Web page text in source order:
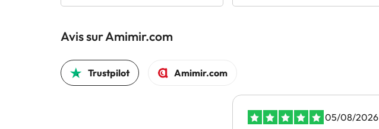
Avis sur Amimir.com
Trustpilot Amimir.com
05/08/2026